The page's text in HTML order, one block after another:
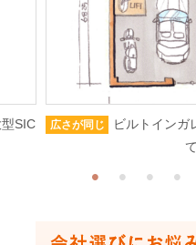
SIC 広さが同じ
ビルトインガ